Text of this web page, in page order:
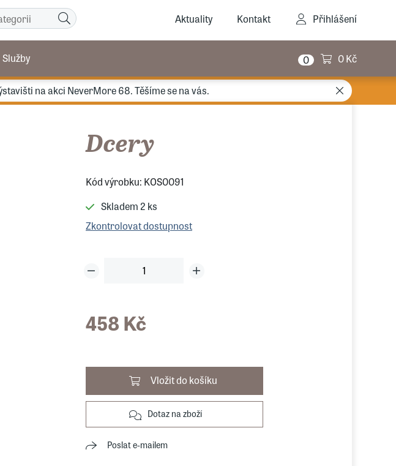
Aktuality Kontakt Přihlášení
0 0 Kč
na akci NeverMore 68. Těšíme se na vás.
Dcery
Kód výrobku: KOS0091
Skladem 2 ks
Zkontrolovat dostupnost
458 Kč
Vložit do košíku
Dotaz na zboží
Poslat e-mailem
Služby